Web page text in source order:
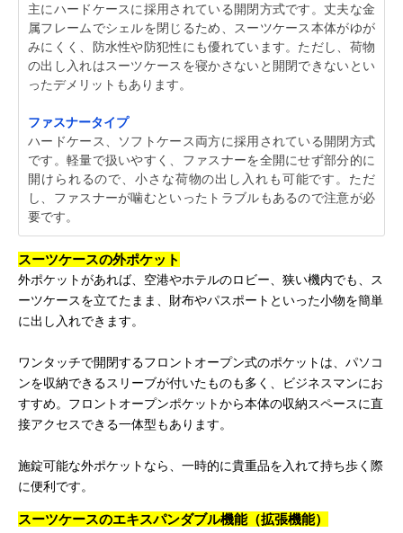
主にハードケースに採用されている開閉方式です。丈夫な金
属フレームでシェルを閉じるため、スーツケース本体がゆが
みにくく、防水性や防犯性にも優れています。ただし、荷物
の出し入れはスーツケースを寝かさないと開閉できないとい
ったデメリットもあります。
ファスナータイプ
ハードケース、ソフトケース両方に採用されている開閉方式
です。軽量で扱いやすく、ファスナーを全開にせず部分的に
開けられるので、小さな荷物の出し入れも可能です。ただ
し、ファスナーが噛むといったトラブルもあるので注意が必
要です。
スーツケースの外ポケット
外ポケットがあれば、空港やホテルのロビー、狭い機内でも、ス
ーツケースを立てたまま、財布やパスポートといった小物を簡単
に出し入れできます。
ワンタッチで開閉するフロントオープン式のポケットは、パソコ
ンを収納できるスリーブが付いたものも多く、ビジネスマンにお
すすめ。フロントオープンポケットから本体の収納スペースに直
接アクセスできる一体型もあります。
施錠可能な外ポケットなら、一時的に貴重品を入れて持ち歩く際
に便利です。
スーツケースのエキスパンダブル機能（拡張機能）